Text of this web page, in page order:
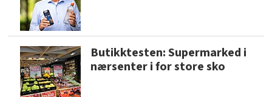
Butikktesten: Supermarked i
nærsenter i for store sko